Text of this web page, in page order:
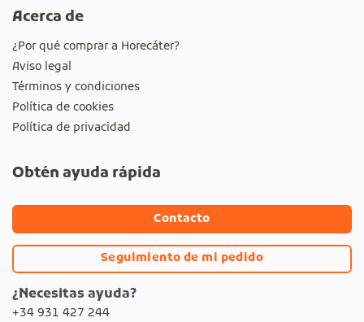
Acerca de
¿Por qué comprar a Horecáter?
Aviso legal
Términos y condiciones
Política de cookies
Política de privacidad
Obtén ayuda rápida
Contacto
Seguimiento de mi pedido
¿Necesitas ayuda?
+34 931 427 244